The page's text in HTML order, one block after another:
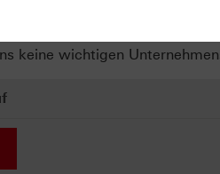
den Leitzins von 4,50
der damals neuen
keine wichtigen